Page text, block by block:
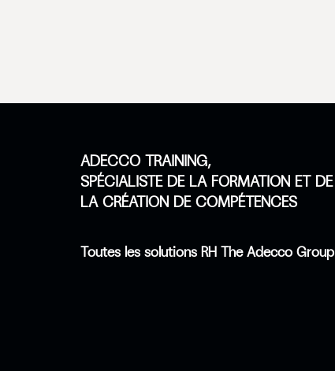
ADECCO TRAINING,
SPÉCIALISTE DE LA FORMATION ET DE
LA CRÉATION DE COMPÉTENCES
Toutes les solutions RH The Adecco Group